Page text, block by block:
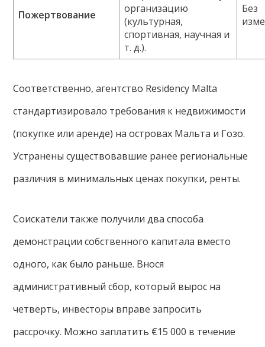
Пожертвование
организацию
(культурная,
спортивная, научная и
т. д.).
Без
Соответственно, агентство Residency Malta
стандартизировало требования к недвижимости
(покупке или аренде) на островах Мальта и Гозо.
Устранены существовавшие ранее региональные
различия в минимальных ценах покупки, ренты.
Соискатели также получили два способа
демонстрации собственного капитала вместо
одного, как было раньше. Внося
административный сбор, который вырос на
четверть, инвесторы вправе запросить
рассрочку. Можно заплатить €15 000 в течение